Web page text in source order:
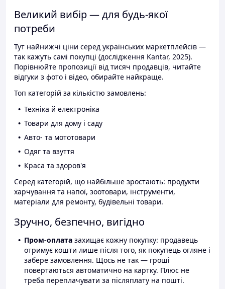
Великий вибір — для будь-якої
потреби
Тут найнижчі ціни серед українських маркетплейсів —
так кажуть самі покупці (дослідження Kantar, 2025).
Порівнюйте пропозиції від тисяч продавців, читайте
відгуки з фото і відео, обирайте найкраще.
Топ категорій за кількістю замовлень:
Техніка й електроніка
Товари для дому і саду
Авто- та мототовари
Одяг та взуття
Краса та здоров'я
Серед категорій, що найбільше зростають: продукти
харчування та напої, зоотовари, інструменти,
матеріали для ремонту, будівельні товари.
Зручно, безпечно, вигідно
Пром-оплата захищає кожну покупку: продавець
отримує кошти лише після того, як покупець огляне і
забере замовлення. Щось не так — гроші
повертаються автоматично на картку. Плюс не
треба переплачувати за післяплату на пошті.